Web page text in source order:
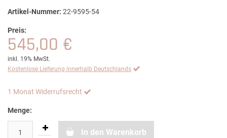
Artikel-Nummer: 22-9595-54
Preis:
545,00 €
inkl. 19% MwSt.
Kostenlose Lieferung innerhalb Deutschlands
1 Monat Widerrufsrecht
Menge:
In den Warenkorb